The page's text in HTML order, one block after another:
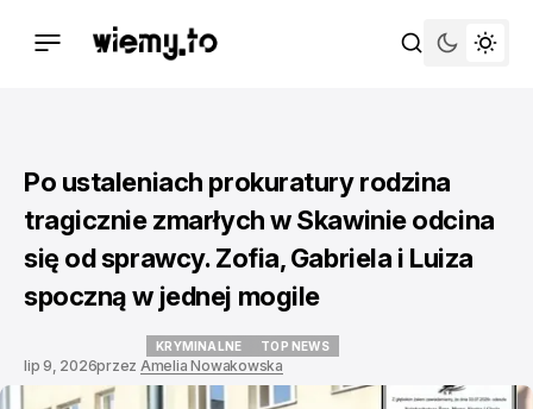
Po ustaleniach prokuratury rodzina
tragicznie zmarłych w Skawinie odcina
się od sprawcy. Zofia, Gabriela i Luiza
spoczną w jednej mogile
KRYMINALNE TOP NEWS
lip 9, 2026przez Amelia Nowakowska